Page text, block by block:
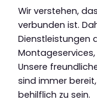
Wir verstehen,
verbunden ist.
Dienstleistungen
Unsere
sind immer
behilflich zu sein.